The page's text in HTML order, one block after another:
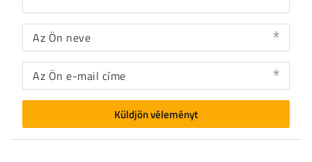
Az Ön neve
Az Ön e-mail címe
Küldjön véleményt